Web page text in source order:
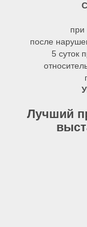
при
после
5 суток
Лучший